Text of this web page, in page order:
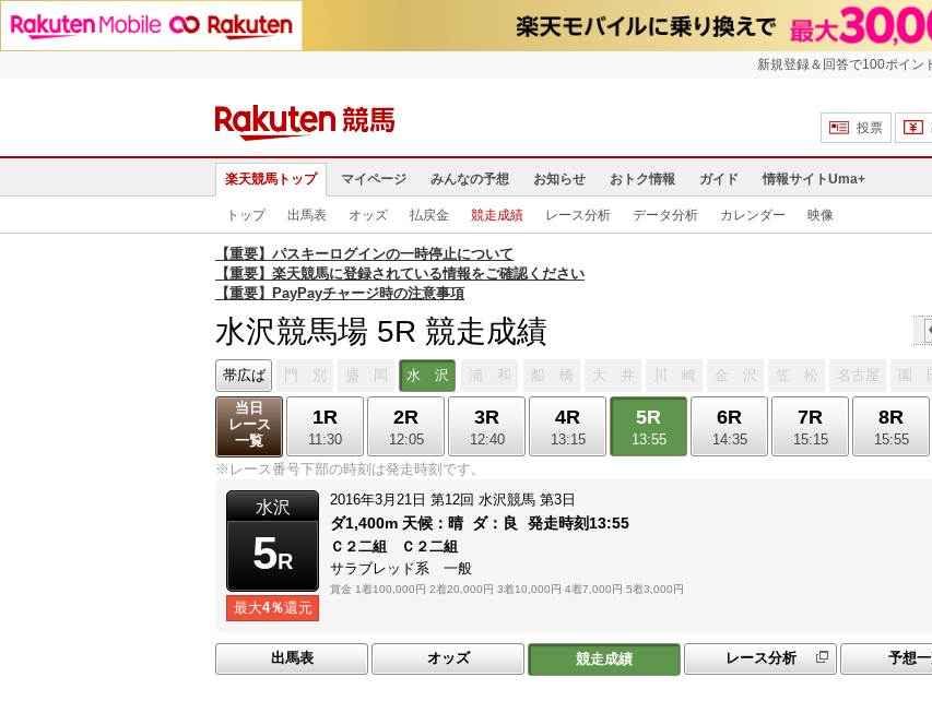
新規登録＆回答で100ポイン
投票
楽天競馬トップ マイページ みんなの予想 お知らせ おトク情報 ガイド 情報サイトUma+
トップ 出馬表 オッズ 払戻金 競走成績 レース分析 データ分析 カレンダー 映像
【重要】パスキーログインの一時停止について
【重要】楽天競馬に登録されている情報をご確認ください
【重要】PayPayチャージ時の注意事項
水沢競馬場 5R 競走成績
帯広ば 門 別 盛 岡 水 沢 浦 和 船 橋 大 井 川 崎 金 沢 笠 松 名古屋 園
当日
レース
一覧
1R
11:30
2R
12:05
3R
12:40
4R
13:15
5R
13:55
6R
14:35
7R
15:15
8R
15:55
※レース番号下部の時刻は発走時刻です。
水沢
5R
最大4％還元
2016年3月21日 第12回 水沢競馬 第3日
ダ1,400m 天候： 晴 ダ： 良 発走時刻13:55
Ｃ２二組 Ｃ２二組
サラブレッド系 一般
賞金 1着100,000円 2着20,000円 3着10,000円 4着7,000円 5着3,000円
出馬表 オッズ 競走成績 レース分析 予想